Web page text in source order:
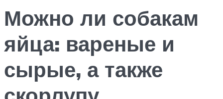
Можно ли собакам
яйца: вареные и
сырые, а также